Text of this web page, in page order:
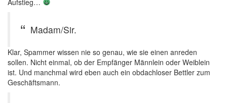
Aufstieg…
Madam/Sir.
Klar, Spammer wissen nie so genau, wie sie einen anreden
sollen. Nicht einmal, ob der Empfänger Männlein oder Weiblein
ist. Und manchmal wird eben auch ein obdachloser Bettler zum
Geschäftsmann.